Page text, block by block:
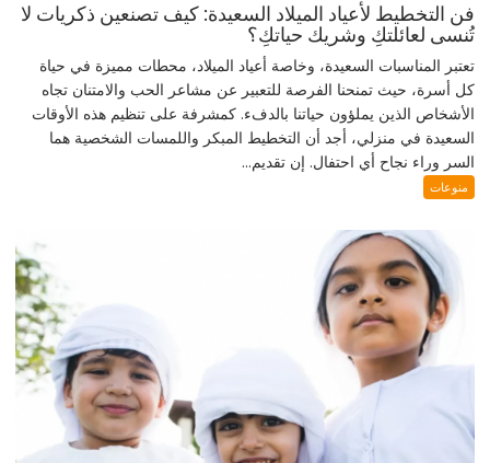
فن التخطيط لأعياد الميلاد السعيدة: كيف تصنعين ذكريات لا
تُنسى لعائلتكِ وشريك حياتكِ؟
تعتبر المناسبات السعيدة، وخاصة أعياد الميلاد، محطات مميزة في حياة
كل أسرة، حيث تمنحنا الفرصة للتعبير عن مشاعر الحب والامتنان تجاه
الأشخاص الذين يملؤون حياتنا بالدفء. كمشرفة على تنظيم هذه الأوقات
السعيدة في منزلي، أجد أن التخطيط المبكر واللمسات الشخصية هما
السر وراء نجاح أي احتفال. إن تقديم...
منوعات